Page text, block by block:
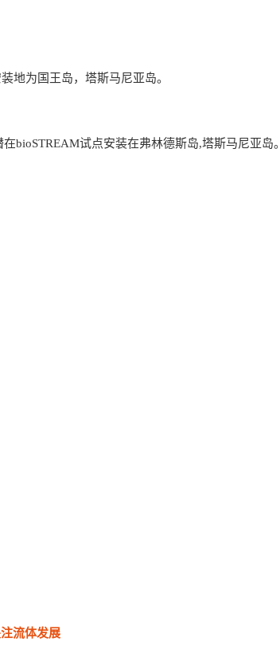
地为国王岛，塔斯马尼亚岛。
试点安装在弗林德斯岛,塔斯马尼亚岛。
流体发展